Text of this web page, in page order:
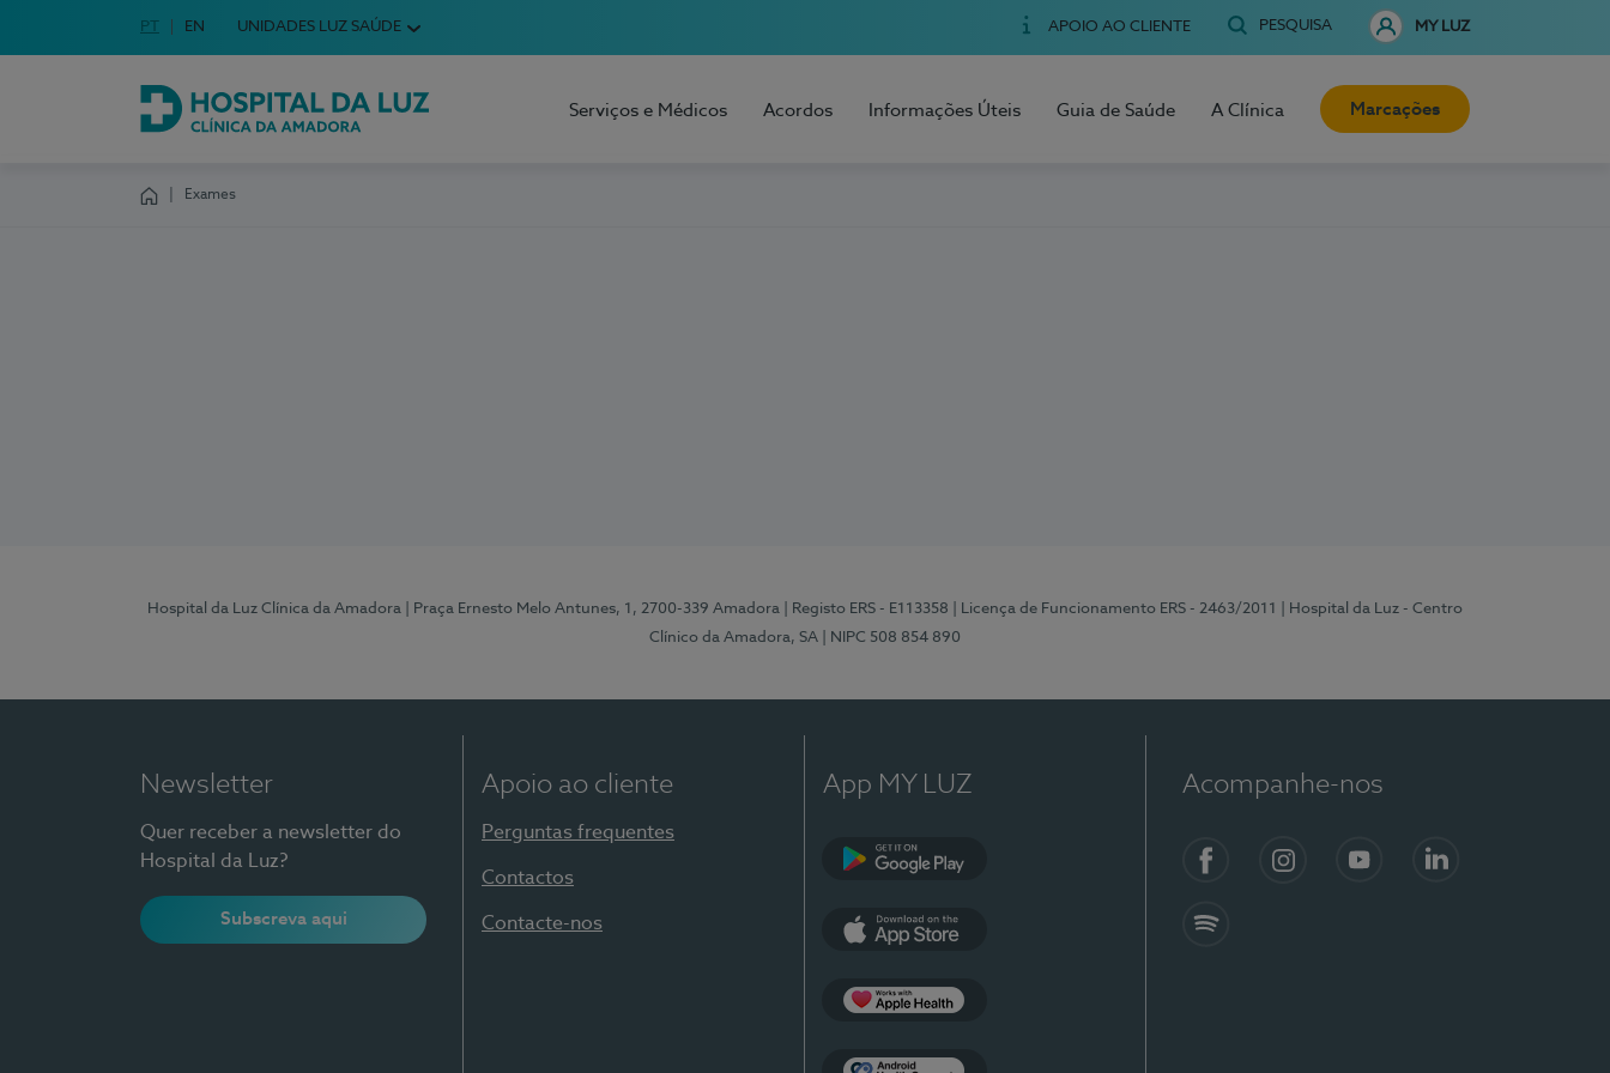
Escolha o seu idioma
Idioma em Português
PT English Language
EN UNIDADES LUZ SAÚDE APOIO AO CLIENTE PESQUISA MY LUZ
Hospital da Luz Clínica da Amadora
Serviços e Médicos Acordos Informações Úteis Guia de Saúde A Clínica Marcações
Exames
Hospital da Luz Clínica da Amadora | Praça Ernesto Melo Antunes, 1, 2700-339 Amadora | Registo ERS - E113358 | Licença de Funcionamento ERS - 2463/2011
| Hospital da Luz - Centro
Clínico da Amadora, SA
| NIPC 508 854 890
Newsletter
Quer receber a newsletter do
Hospital da Luz?
Subscreva aqui
Apoio ao cliente
Perguntas frequentes
Contactos
Contacte-nos
App MY LUZ Acompanhe-nos